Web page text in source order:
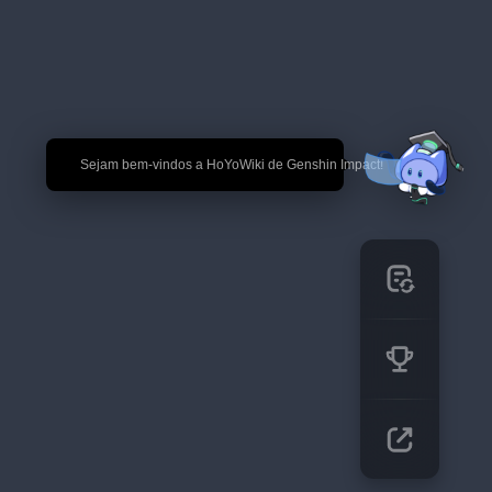
🎉 Sejam bem-vindos a HoYoWiki de Genshin Impact!